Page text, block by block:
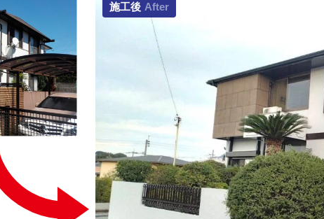
施工後 After